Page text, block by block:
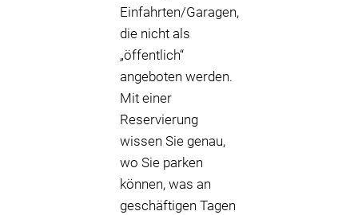
Einfahrten/Garagen,
die nicht als
„öffentlich“
angeboten werden.
Mit einer
Reservierung
wissen Sie genau,
wo Sie parken
können, was an
geschäftigen Tagen